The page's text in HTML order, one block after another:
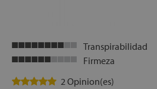
Transpirabilidad
Firmeza
2 Opinion(es)